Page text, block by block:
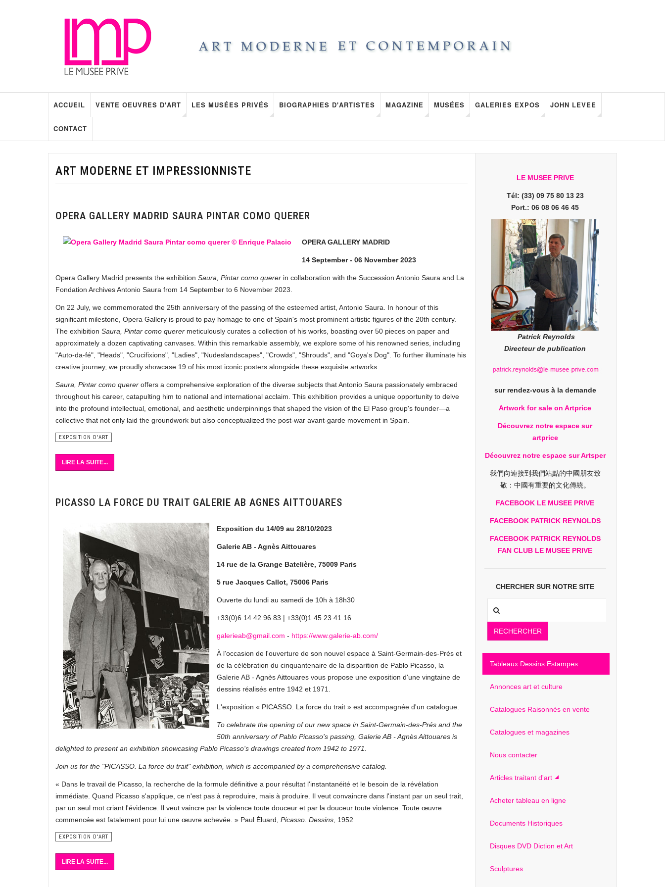
ACCUEIL VENTE OEUVRES D'ART LES MUSÉES PRIVÉS BIOGRAPHIES D'ARTISTES MAGAZINE MUSÉES GALERIES EXPOS JOHN LEVEE
CONTACT
ART MODERNE ET IMPRESSIONNISTE
OPERA GALLERY MADRID SAURA PINTAR COMO QUERER
OPERA GALLERY MADRID
14 September - 06 November 2023
Opera Gallery Madrid presents the exhibition Saura, Pintar como querer in collaboration with the Succession Antonio Saura and La
Fondation Archives Antonio Saura from 14 September to 6 November 2023.
On 22 July, we commemorated the 25th anniversary of the passing of the esteemed artist, Antonio Saura. In honour of this
significant milestone, Opera Gallery is proud to pay homage to one of Spain's most prominent artistic figures of the 20th century.
The exhibition Saura, Pintar como querer meticulously curates a collection of his works, boasting over 50 pieces on paper and
approximately a dozen captivating canvases. Within this remarkable assembly, we explore some of his renowned series, including
"Auto-da-fé", "Heads", "Crucifixions", "Ladies", "Nudeslandscapes", "Crowds", "Shrouds", and "Goya's Dog". To further illuminate his
creative journey, we proudly showcase 19 of his most iconic posters alongside these exquisite artworks.
Saura, Pintar como querer offers a comprehensive exploration of the diverse subjects that Antonio Saura passionately embraced
throughout his career, catapulting him to national and international acclaim. This exhibition provides a unique opportunity to delve
into the profound intellectual, emotional, and aesthetic underpinnings that shaped the vision of the El Paso group's founder—a
collective that not only laid the groundwork but also conceptualized the post-war avant-garde movement in Spain.
EXPOSITION D'ART
LIRE LA SUITE...
PICASSO LA FORCE DU TRAIT GALERIE AB AGNES AITTOUARES
Exposition du 14/09 au 28/10/2023
Galerie AB - Agnès Aittouares
14 rue de la Grange Batelière, 75009 Paris
5 rue Jacques Callot, 75006 Paris
Ouverte du lundi au samedi de 10h à 18h30
+33(0)6 14 42 96 83 | +33(0)1 45 23 41 16
galerieab@gmail.com - https://www.galerie-ab.com/
À l'occasion de l'ouverture de son nouvel espace à Saint-Germain-des-Prés et
de la célébration du cinquantenaire de la disparition de Pablo Picasso, la
Galerie AB - Agnès Aittouares vous propose une exposition d'une vingtaine de
dessins réalisés entre 1942 et 1971.
L'exposition « PICASSO. La force du trait » est accompagnée d'un catalogue.
To celebrate the opening of our new space in Saint-Germain-des-Prés and the
50th anniversary of Pablo Picasso's passing, Galerie AB - Agnès Aittouares is
delighted to present an exhibition showcasing Pablo Picasso's drawings created from 1942 to 1971.
Join us for the "PICASSO. La force du trait" exhibition, which is accompanied by a comprehensive catalog.
« Dans le travail de Picasso, la recherche de la formule définitive a pour résultat l'instantanéité et le besoin de la révélation
immédiate. Quand Picasso s'applique, ce n'est pas à reproduire, mais à produire. Il veut convaincre dans l'instant par un seul trait,
par un seul mot criant l'évidence. Il veut vaincre par la violence toute douceur et par la douceur toute violence. Toute œuvre
commencée est fatalement pour lui une œuvre achevée. » Paul Éluard, Picasso. Dessins , 1952
EXPOSITION D'ART
LIRE LA SUITE...
LE MUSEE PRIVE
Tél: (33) 09 75 80 13 23
Port.: 06 08 06 46 45
Patrick Reynolds
Directeur de publication
sur rendez-vous à la demande
Artwork for sale on Artprice
Découvrez notre espace sur
artprice
Découvrez notre espace sur Artsper
我們向連接到我們站點的中國朋友致
敬：中國有重要的文化傳統。
FACEBOOK LE MUSEE PRIVE
FACEBOOK PATRICK REYNOLDS
FACEBOOK PATRICK REYNOLDS
FAN CLUB LE MUSEE PRIVE
CHERCHER SUR NOTRE SITE
RECHERCHER
Tableaux Dessins Estampes
Annonces art et culture
Catalogues Raisonnés en vente
Catalogues et magazines
Nous contacter
Articles traitant d'art
Acheter tableau en ligne
Documents Historiques
Disques DVD Diction et Art
Sculptures